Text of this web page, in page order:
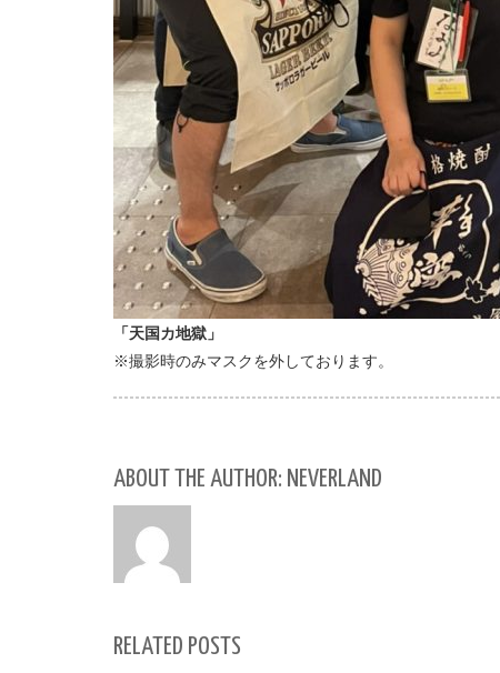
「天国カ地獄」
※撮影時のみマスクを外しております。
ABOUT THE AUTHOR: NEVERLAND
RELATED POSTS